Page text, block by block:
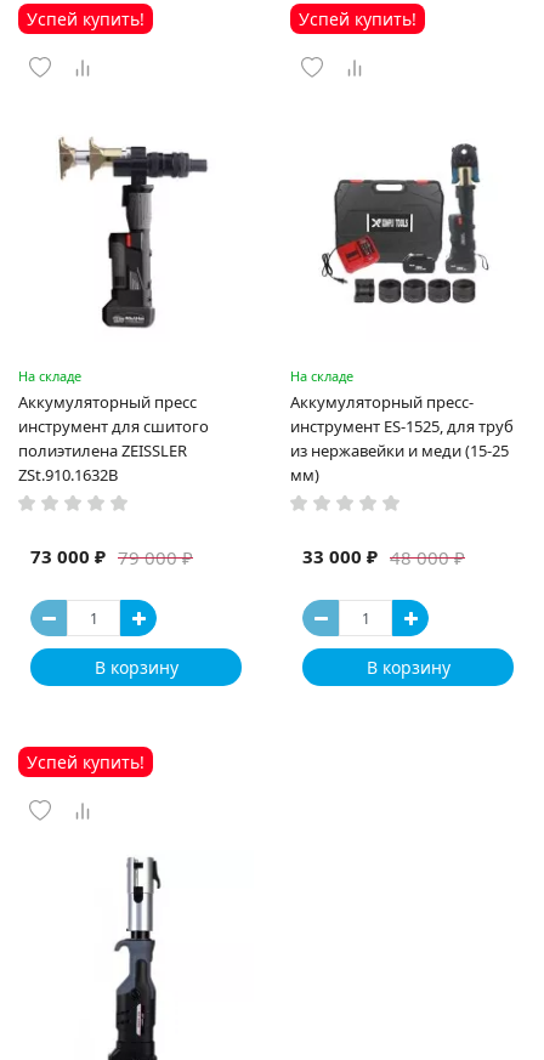
Успей купить!
На складе
Аккумуляторный пресс
инструмент для сшитого
полиэтилена ZEISSLER
ZSt.910.1632B
79 000 ₽
73 000 ₽
В корзину
Успей купить!
На складе
Аккумуляторный пресс-
инструмент ES-1525, для труб
из нержавейки и меди (15-25
мм)
48 000 ₽
33 000 ₽
В корзину
Успей купить!